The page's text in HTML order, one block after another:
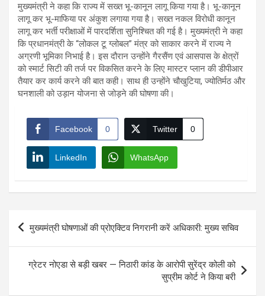
मुख्यमंत्री ने कहा कि राज्य में सख्त भू-कानून लागू किया गया है। भू-कानून
लागू कर भू-माफिया पर अंकुश लगाया गया है। सख्त नकल विरोधी कानून
लागू कर भर्ती परीक्षाओं में पारदर्शिता सुनिश्चित की गई है। मुख्यमंत्री ने कहा
कि प्रधानमंत्री के “लोकल टू ग्लोबल” मंत्र को साकार करने में राज्य ने
अग्रणी भूमिका निभाई है। इस दौरान उन्होंने गैरसैंण एवं आसपास के क्षेत्रों
को स्मार्ट सिटी की तर्ज पर विकसित करने के लिए मास्टर प्लान की डीपीआर
तैयार कर कार्य करने की बात कही। साथ ही उन्होंने चौखुटिया, ज्योतिर्मठ और
घनशाली को उड़ान योजना से जोड़ने की घोषणा की।
Facebook 0 Twitter 0
LinkedIn WhatsApp
Post
navigation
मुख्यमंत्री घोषणाओं की प्रोएक्टिव निगरानी करें अधिकारी: मुख्य सचिव
ग्रेटर नोएडा से बड़ी खबर — निठारी कांड के आरोपी सुरेंद्र कोली को
सुप्रीम कोर्ट ने किया बरी